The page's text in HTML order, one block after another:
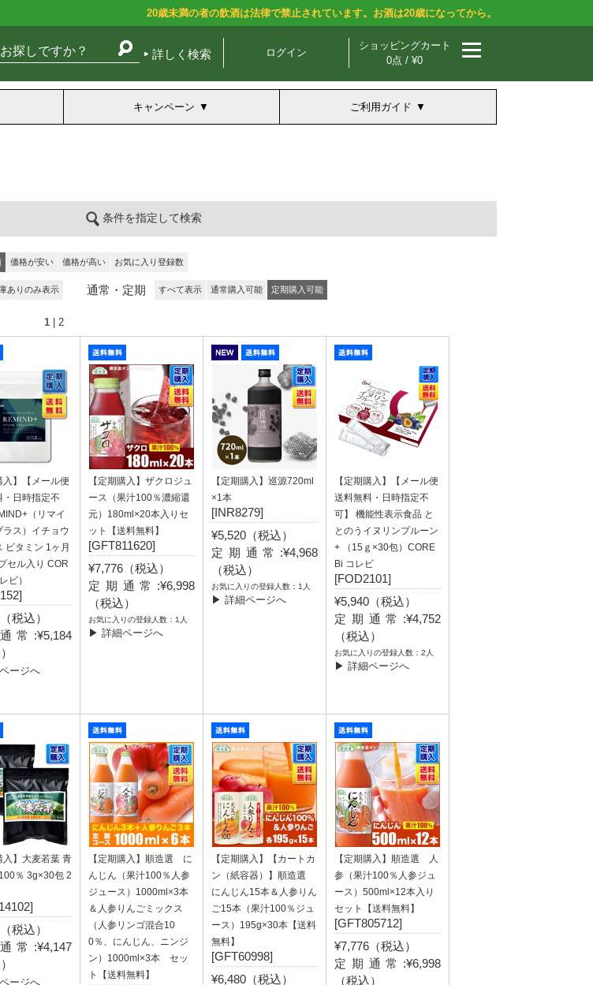
20歳未満の者の飲酒は法律で禁止されています。お酒は20歳になってから。
詳しく検索 ログイン
ショッピングカート
0点 / ¥0
キャンペーン ご利用ガイド
条件を指定して検索
価格が安い 価格が高い お気に入り登録数
ありのみ表示 通常・定期 すべて表示 通常購入可能 定期購入可能
1 2
入】【メール便
・日時指定不
（リマイ
ラス）イチョウ
ビタミン 1ヶ月
セル入り COR
ビ）
税込）
常:¥5,184
ージへ
【定期購入】ザクロジュ
ース（果汁100％濃縮還
元）180ml×20本入りセ
ット【送料無料】
[GFT811620]
¥7,776（税込）
定期通常:¥6,998
（税込）
お気に入りの登録人数：1人
▶ 詳細ページへ
【定期購入】巡源720ml
×1本
[INR8279]
¥5,520（税込）
定期通常:¥4,968
（税込）
お気に入りの登録人数：1人
▶ 詳細ページへ
【定期購入】【メール便
送料無料・日時指定不
可】 機能性表示食品 と
とのうイヌリンプルーン
+ （15ｇ×30包）CORE
Bi コレビ
[FOD2101]
¥5,940（税込）
定期通常:¥4,752
（税込）
お気に入りの登録人数：2人
▶ 詳細ページへ
入】大麦若葉 青
％ 3g×30包 2
税込）
常:¥4,147
ージへ
【定期購入】順造選 に
んじん（果汁100％人参
ジュース）1000ml×3本
＆人参りんごミックス
（人参リンゴ混合10
0％、にんじん、ニンジ
ン）1000ml×3本 セッ
ト【送料無料】
【定期購入】【カートカ
ン（紙容器）】順造選
にんじん15本＆人参りん
ご15本（果汁100％ジュ
ース）195g×30本【送料
無料】
[GFT60998]
¥6,480（税込）
【定期購入】順造選 人
参（果汁100％人参ジュ
ース）500ml×12本入り
セット【送料無料】
[GFT805712]
¥7,776（税込）
定期通常:¥6,998
（税込）